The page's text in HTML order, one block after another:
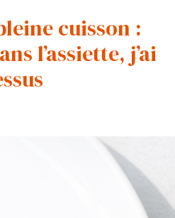
cuisson :
l’assiette, j’ai